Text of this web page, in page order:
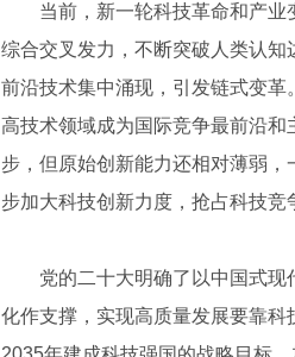
当前，新一轮科技革命和产业
综合交叉发力，不断突破人类认
前沿技术集中涌现，引发链式变革
高技术领域成为国际竞争最前沿
步，但原始创新能力还相对薄弱
步加大科技创新力度，抢占科技竞
党的二十大明确了以中国式现
化作支撑，实现高质量发展要靠